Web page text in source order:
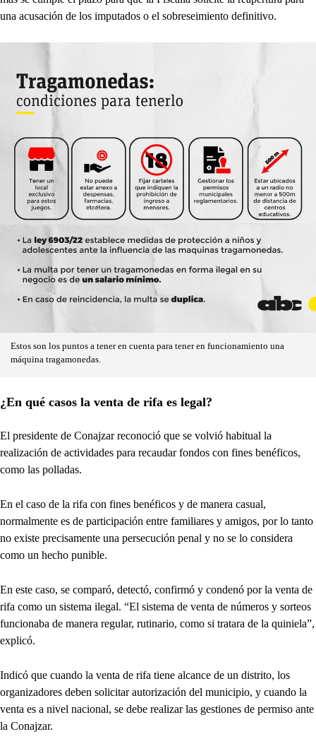
una acusación de los imputados o el sobreseimiento definitivo.
Estos son los puntos a tener en cuenta para tener en funcionamiento una
máquina tragamonedas.
¿En qué casos la venta de rifa es legal?
El presidente de Conajzar reconoció que se volvió habitual la
realización de actividades para recaudar fondos con fines benéficos,
como las polladas.
En el caso de la rifa con fines benéficos y de manera casual,
normalmente es de participación entre familiares y amigos, por lo tanto
no existe precisamente una persecución penal y no se lo considera
como un hecho punible.
En este caso, se comparó, detectó, confirmó y condenó por la venta de
rifa como un sistema ilegal. “El sistema de venta de números y sorteos
funcionaba de manera regular, rutinario, como si tratara de la quiniela”,
explicó.
Indicó que cuando la venta de rifa tiene alcance de un distrito, los
organizadores deben solicitar autorización del municipio, y cuando la
venta es a nivel nacional, se debe realizar las gestiones de permiso ante
la Conajzar.